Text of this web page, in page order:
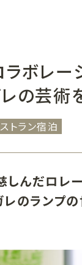
ー
ラボレ
の芸
トラン宿泊
しんだロレ
のランプ